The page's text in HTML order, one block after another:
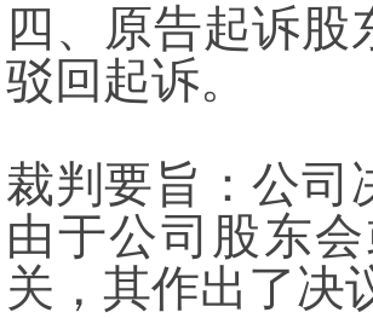
四、原告起诉
驳回起诉。
裁判要旨：公司
由于公司股东
关，其作出了决